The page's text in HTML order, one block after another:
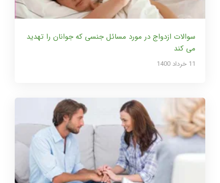
سوالات ازدواج در مورد مسائل جنسی که جوانان را تهدید
می کند
11 خرداد 1400